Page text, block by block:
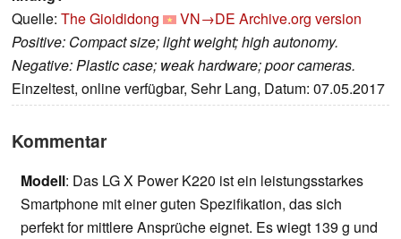
Quelle: The Gioididong VN→DE Archive.org version
Positive: Compact size; light weight; high autonomy.
Negative: Plastic case; weak hardware; poor cameras.
Einzeltest, online verfügbar, Sehr Lang, Datum: 07.05.2017
Kommentar
Modell: Das LG X Power K220 ist ein leistungsstarkes
Smartphone mit einer guten Spezifikation, das sich
perfekt for mittlere Ansprüche eignet. Es wiegt 139 g und